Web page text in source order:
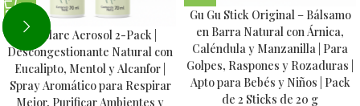
Eucolare Aerosol 2-Pack |
Descongestionante Natural con
Eucalipto, Mentol y Alcanfor |
Spray Aromático para Respirar
Mejor, Purificar Ambientes y
Gu Gu Stick Original – Bálsamo
en Barra Natural con Árnica,
Caléndula y Manzanilla | Para
Golpes, Raspones y Rozaduras |
Apto para Bebés y Niños | Pack
de 2 Sticks de 20 g